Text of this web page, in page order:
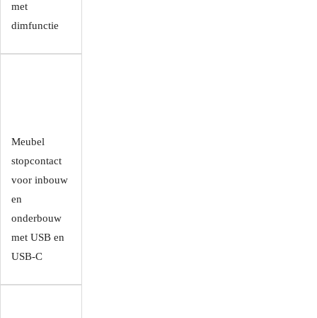
met
dimfunctie
Meubel
stopcontact
voor inbouw
en
onderbouw
met USB en
USB-C